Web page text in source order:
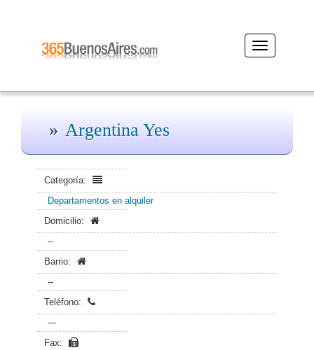
Desplegar
navegación
Argentina Yes
Categoría:
Departamentos en alquiler
Domicilio:
--
Barrio:
--
Teléfono:
---
Fax: